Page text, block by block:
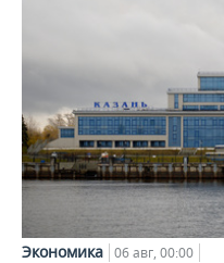
Экономика 06 авг, 00:00